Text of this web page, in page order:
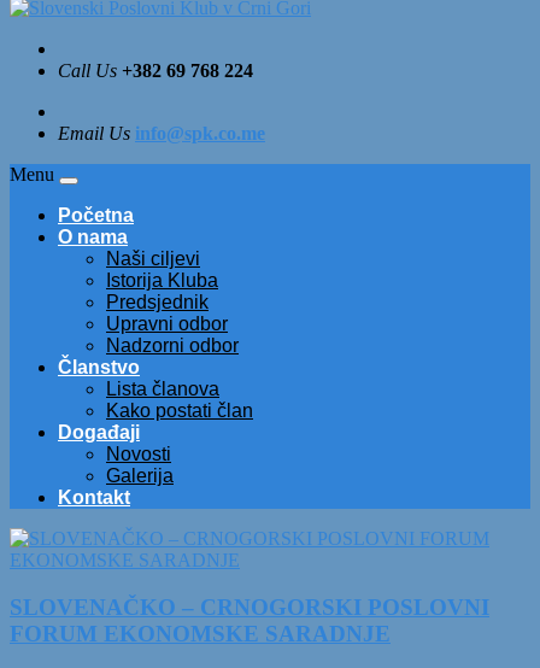
Call Us +382 69 768 224
Email Us info@spk.co.me
Menu
Početna
O nama
Naši ciljevi
Istorija Kluba
Predsjednik
Upravni odbor
Nadzorni odbor
Članstvo
Lista članova
Kako postati član
Događaji
Novosti
Galerija
Kontakt
SLOVENAČKO – CRNOGORSKI POSLOVNI
FORUM EKONOMSKE SARADNJE